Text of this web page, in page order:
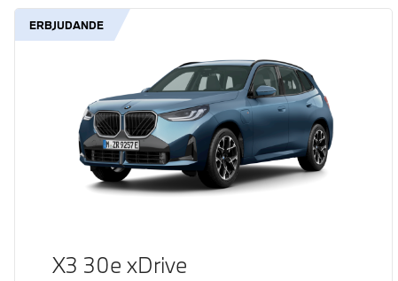
ERBJUDANDE
X3 30e xDrive